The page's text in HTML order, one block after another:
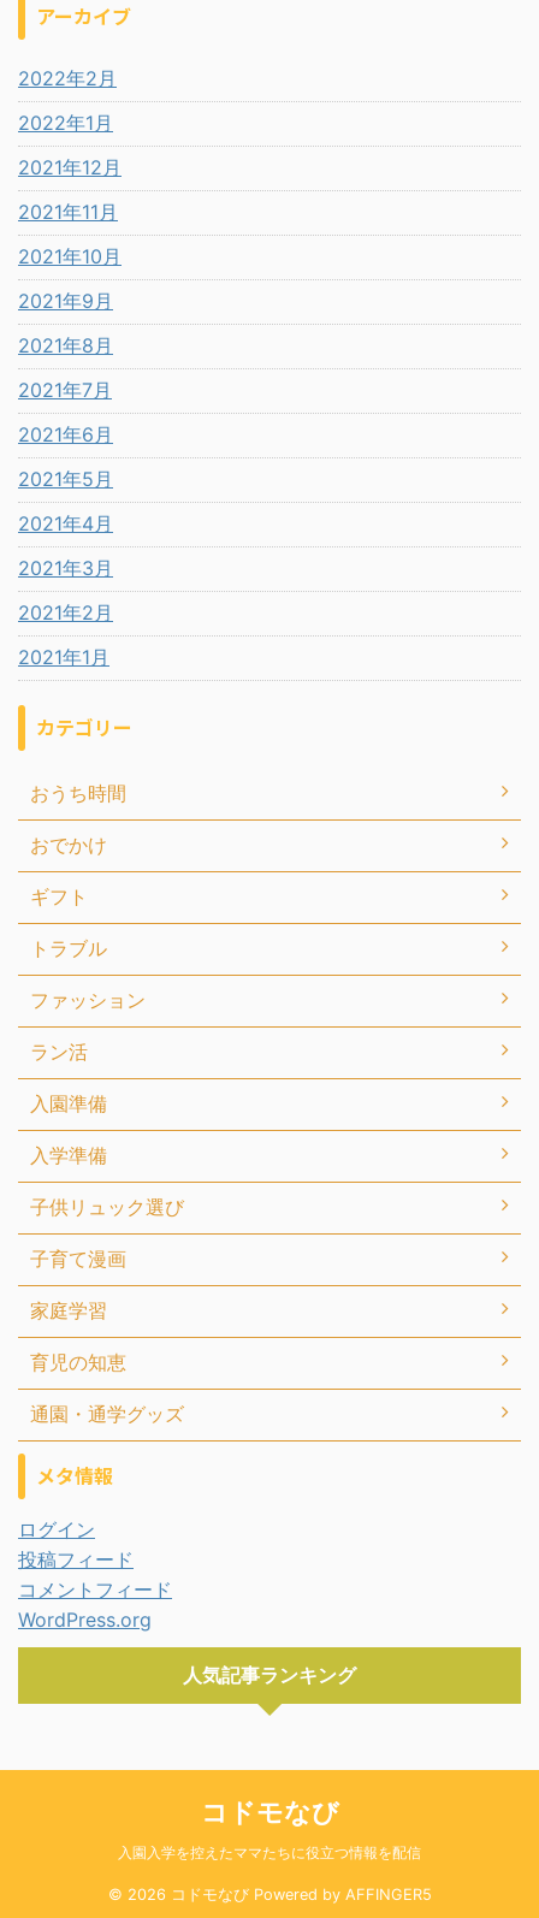
アーカイブ
2022年2月
2022年1月
2021年12月
2021年11月
2021年10月
2021年9月
2021年8月
2021年7月
2021年6月
2021年5月
2021年4月
2021年3月
2021年2月
2021年1月
カテゴリー
おうち時間
おでかけ
ギフト
トラブル
ファッション
ラン活
入園準備
入学準備
子供リュック選び
子育て漫画
家庭学習
育児の知恵
通園・通学グッズ
メタ情報
ログイン
投稿フィード
コメントフィード
WordPress.org
人気記事ランキング
コドモなび
入園入学を控えたママたちに役立つ情報を配信
© 2026 コドモなび Powered by AFFINGER5